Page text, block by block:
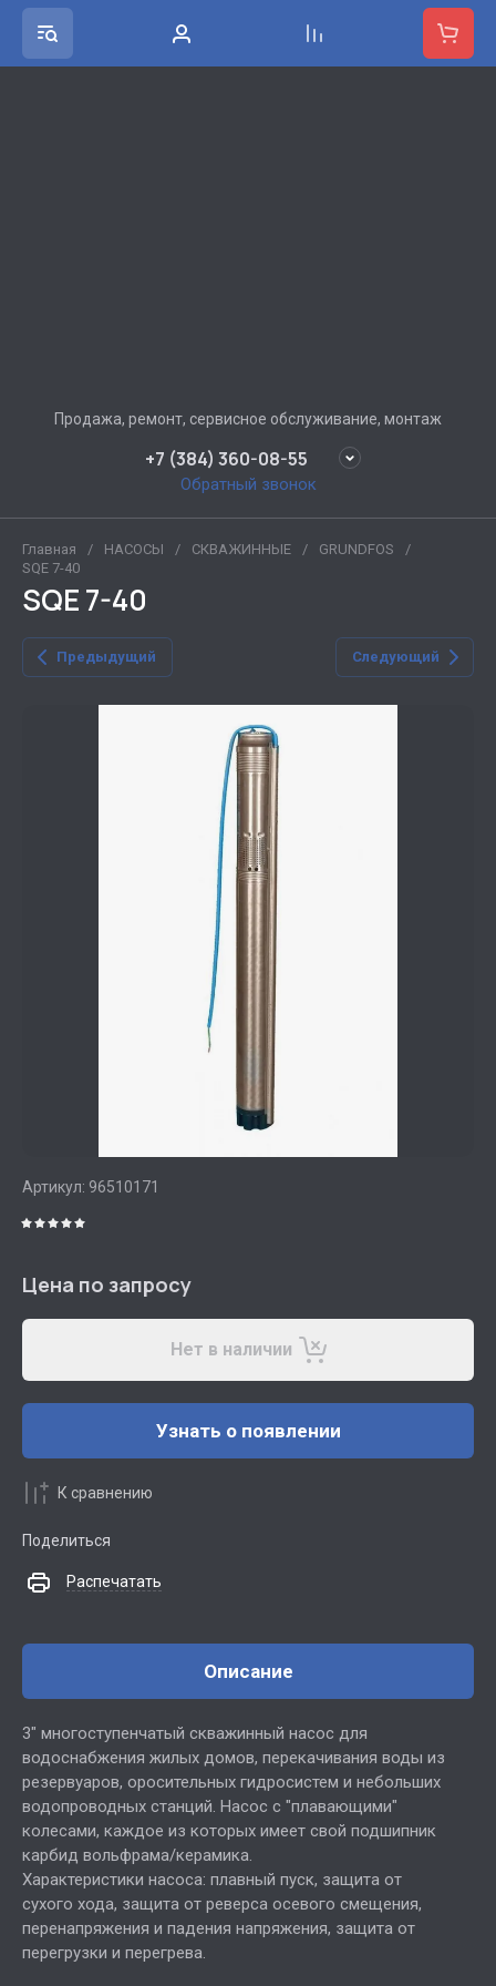
Продажа, ремонт, сервисное обслуживание, монтаж
+7 (384) 360-08-55
Обратный звонок
Главная / НАСОСЫ / СКВАЖИННЫЕ / GRUNDFOS
/
SQE 7-40
SQE 7-40
Предыдущий Следующий
Артикул: 96510171
Цена по запросу
Нет в наличии
Узнать о появлении
К сравнению
Поделиться
Распечатать
Описание
3" многоступенчатый скважинный насос для
водоснабжения жилых домов, перекачивания воды из
резервуаров, оросительных гидросистем и небольших
водопроводных станций. Насос с "плавающими"
колесами, каждое из которых имеет свой подшипник
карбид вольфрама/керамика.
Характеристики насоса: плавный пуск, защита от
сухого хода, защита от реверса осевого смещения,
перенапряжения и падения напряжения, защита от
перегрузки и перегрева.